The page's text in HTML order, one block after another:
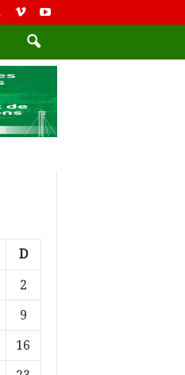
D
2
9
16